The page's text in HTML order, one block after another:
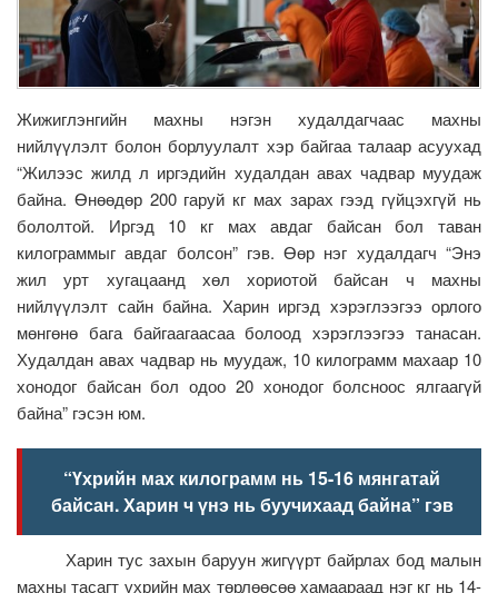
Жижиглэнгийн махны нэгэн худалдагчаас махны
нийлүүлэлт болон борлуулалт хэр байгаа талаар асуухад
“Жилээс жилд л иргэдийн худалдан авах чадвар муудаж
байна. Өнөөдөр 200 гаруй кг мах зарах гээд гүйцэхгүй нь
бололтой. Иргэд 10 кг мах авдаг байсан бол таван
килограммыг авдаг болсон” гэв. Өөр нэг худалдагч “Энэ
жил урт хугацаанд хөл хориотой байсан ч махны
нийлүүлэлт сайн байна. Харин иргэд хэрэглээгээ орлого
мөнгөнө бага байгаагаасаа болоод хэрэглээгээ танасан.
Худалдан авах чадвар нь муудаж, 10 килограмм махаар 10
хонодог байсан бол одоо 20 хонодог болсноос ялгаагүй
байна” гэсэн юм.
“Үхрийн мах килограмм нь 15-16 мянгатай
байсан. Харин ч үнэ нь буучихаад байна” гэв
Харин тус захын баруун жигүүрт байрлах бод малын
махны тасагт үхрийн мах төрлөөсөө хамаараад нэг кг нь 14-